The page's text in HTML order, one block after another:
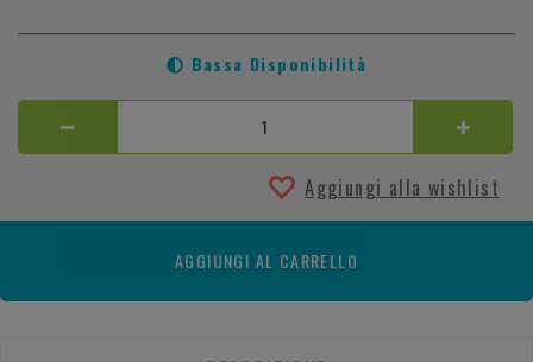
Bassa Disponibilità
Aggiungi alla wishlist
AGGIUNGI AL CARRELLO